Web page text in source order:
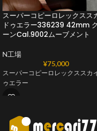
スーパーコピーロレックスス
ドゥエラー336239 42mm
ーンCal.9002ムーブメント
N工場
¥75,000
スーパーコピーロレックススカ
ゥエラー